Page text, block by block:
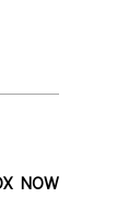
NOW